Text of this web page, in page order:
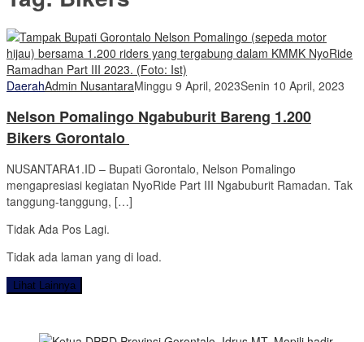
DaerahAdmin NusantaraMinggu 9 April, 2023Senin 10 April, 2023
Nelson Pomalingo Ngabuburit Bareng 1.200
Bikers Gorontalo
NUSANTARA1.ID – Bupati Gorontalo, Nelson Pomalingo
mengapresiasi kegiatan NyoRide Part III Ngabuburit Ramadan. Tak
tanggung-tanggung, […]
Tidak Ada Pos Lagi.
Tidak ada laman yang di load.
Lihat Lainnya